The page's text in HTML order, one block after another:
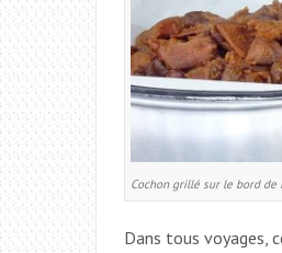
Cochon grillé sur le bord de
Dans tous voyages,